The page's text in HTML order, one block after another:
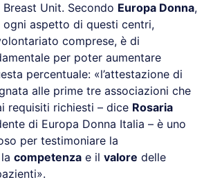
Breast Unit. Secondo Europa Donna,
ogni aspetto di questi centri,
comprese, è di
per poter aumentare
percentuale: «l’attestazione di
alle prime tre associazioni che
requisiti richiesti – dice Rosaria
di Europa Donna Italia – è uno
per testimoniare la
competenza e il valore delle